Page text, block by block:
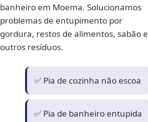
banheiro em Moema. Solucionamos
problemas de entupimento por
gordura, restos de alimentos, sabão e
outros resíduos.
✅ Pia de cozinha não escoa
✅ Pia de banheiro entupida